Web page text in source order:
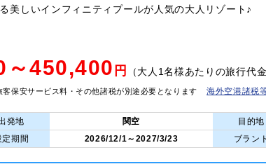
美しいインフィニティプールが人気の大人リゾート♪
～450,400 円 （大人1名様あたりの旅行代
保安サービス料・その他諸税が別途必要となります 海外空港諸税
発地 関空
目的地
定期間 2026/12/1～2027/3/23 ブラン